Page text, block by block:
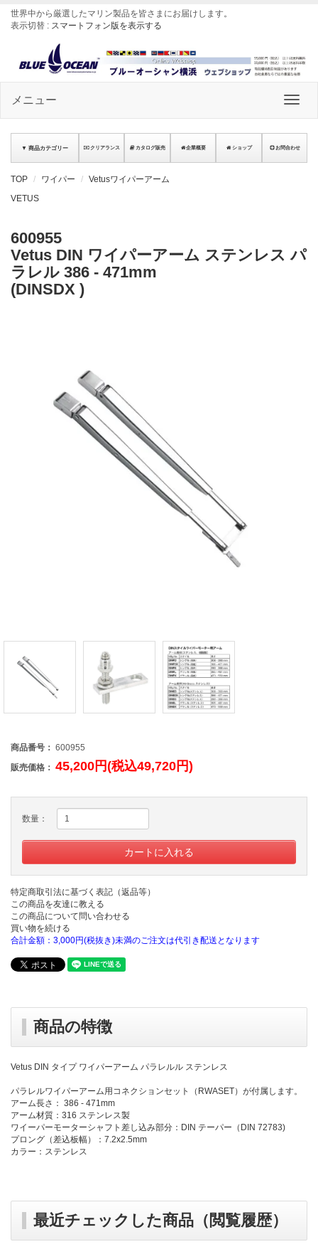
世界中から厳選したマリン製品を皆さまにお届けします。
表示切替 : スマートフォン版を表示する
メニュー
▼ 商品カテゴリー クリアランス カタログ販売 企業概要 ショップ お問合わせ
TOP ワイパー
Vetusワイパーアーム
VETUS
600955
Vetus DIN ワイパーアーム ステンレス パ
ラレル 386 - 471mm
(DINSDX )
商品番号： 600955
販売価格： 45,200円(税込49,720円)
数量：
特定商取引法に基づく表記（返品等）
この商品を友達に教える
この商品について問い合わせる
買い物を続ける
合計金額：3,000円(税抜き)未満のご注文は代引き配送となります
商品の特徴
Vetus DIN タイプ ワイパーアーム パラレルル ステンレス
パラレルワイパーアーム用コネクションセット（RWASET）が付属します。
アーム長さ： 386 - 471mm
アーム材質：316 ステンレス製
ワイーパーモーターシャフト差し込み部分：DIN テーパー（DIN 72783)
プロング（差込板幅）：7.2x2.5mm
カラー：ステンレス
最近チェックした商品（閲覧履歴）